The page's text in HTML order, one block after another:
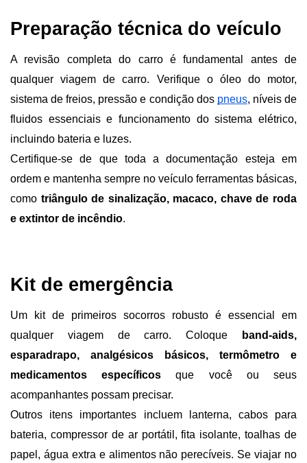
Preparação técnica do veículo
A revisão completa do carro é fundamental antes de
qualquer viagem de carro. Verifique o óleo do motor,
sistema de freios, pressão e condição dos pneus, níveis de
fluidos essenciais e funcionamento do sistema elétrico,
incluindo bateria e luzes.
Certifique-se de que toda a documentação esteja em
ordem e mantenha sempre no veículo ferramentas básicas,
como triângulo de sinalização, macaco, chave de roda
e extintor de incêndio.
Kit de emergência
Um kit de primeiros socorros robusto é essencial em
qualquer viagem de carro. Coloque
band-aids,
esparadrapo, analgésicos básicos, termômetro e
medicamentos específicos que você ou seus
acompanhantes possam precisar.
Outros itens importantes incluem lanterna, cabos para
bateria, compressor de ar portátil, fita isolante, toalhas de
papel, água extra e alimentos não perecíveis. Se viajar no